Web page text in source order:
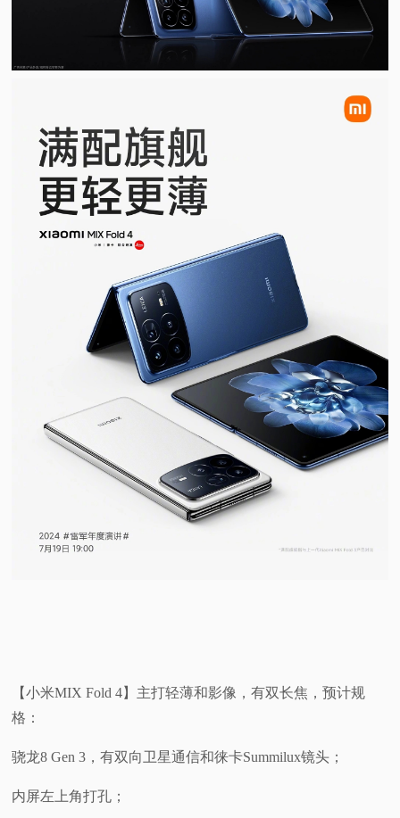
【小米MIX Fold 4】主打轻薄和影像，有双长焦，预计规
格：
骁龙8 Gen 3，有双向卫星通信和徕卡Summilux镜头；
内屏左上角打孔；